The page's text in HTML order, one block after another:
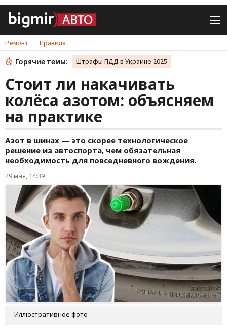
Ремонт Правила
Горячие темы: Штрафы ПДД в Украине 2025
Стоит ли накачивать
колёса азотом: объясняем
на практике
Азот в шинах — это скорее технологическое
решение из автоспорта, чем обязательная
необходимость для повседневного вождения.
29 мая, 14:39
Иллюстративное фото